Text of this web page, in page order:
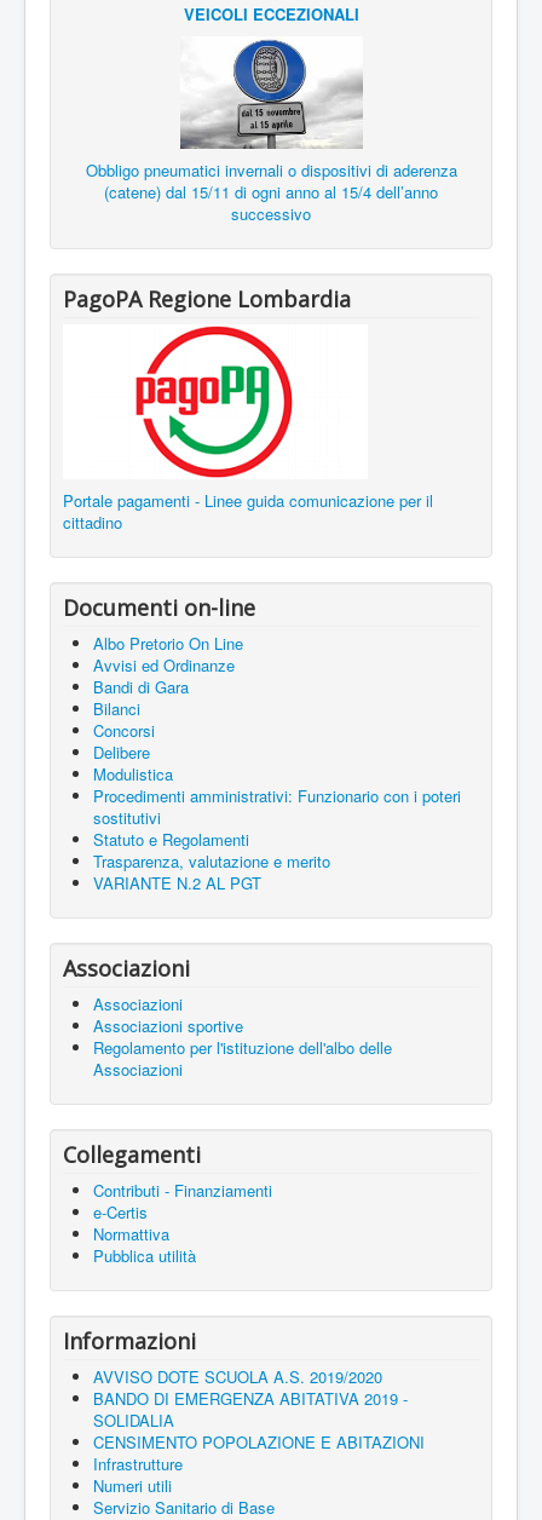
VEICOLI ECCEZIONALI
Obbligo pneumatici invernali o dispositivi di aderenza
(catene) dal 15/11 di ogni anno al 15/4 dell’anno
successivo
PagoPA Regione Lombardia
Portale pagamenti - Linee guida comunicazione per il
cittadino
Documenti on-line
Albo Pretorio On Line
Avvisi ed Ordinanze
Bandi di Gara
Bilanci
Concorsi
Delibere
Modulistica
Procedimenti amministrativi: Funzionario con i poteri
sostitutivi
Statuto e Regolamenti
Trasparenza, valutazione e merito
VARIANTE N.2 AL PGT
Associazioni
Associazioni
Associazioni sportive
Regolamento per l'istituzione dell'albo delle
Associazioni
Collegamenti
Contributi - Finanziamenti
e-Certis
Normattiva
Pubblica utilità
Informazioni
AVVISO DOTE SCUOLA A.S. 2019/2020
BANDO DI EMERGENZA ABITATIVA 2019 -
SOLIDALIA
CENSIMENTO POPOLAZIONE E ABITAZIONI
Infrastrutture
Numeri utili
Servizio Sanitario di Base